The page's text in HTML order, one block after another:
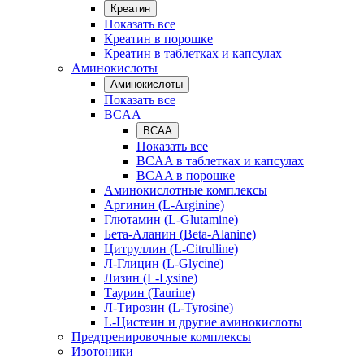
Креатин
Показать все
Креатин в порошке
Креатин в таблетках и капсулах
Аминокислоты
Аминокислоты
Показать все
BCAA
BCAA
Показать все
BCAA в таблетках и капсулах
BCAA в порошке
Аминокислотные комплексы
Аргинин (L-Arginine)
Глютамин (L-Glutamine)
Бета-Аланин (Beta-Alanine)
Цитруллин (L-Citrulline)
Л-Глицин (L-Glycine)
Лизин (L-Lysine)
Таурин (Taurine)
Л-Тирозин (L-Tyrosine)
L-Цистеин и другие аминокислоты
Предтренировочные комплексы
Изотоники